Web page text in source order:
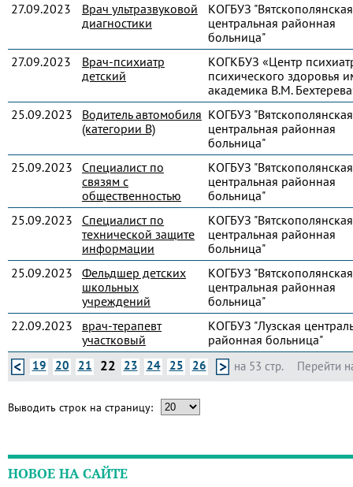
27.09.2023
Врач ультразвуковой
диагностики
КОГБУЗ "Вятскополянская
центральная районная
больница"
27.09.2023
Врач-психиатр
детский
КОГКБУЗ «Центр
психического здоровья
академика В.М.
25.09.2023
Водитель автомобиля
(категории В)
КОГБУЗ "Вятскополянская
центральная районная
больница"
25.09.2023
Специалист по
связям с
общественностью
КОГБУЗ "Вятскополянская
центральная районная
больница"
25.09.2023
Специалист по
технической защите
информации
КОГБУЗ "Вятскополянская
центральная районная
больница"
25.09.2023
Фельдшер детских
школьных
учреждений
КОГБУЗ "Вятскополянская
центральная районная
больница"
22.09.2023
врач-терапевт
участковый
КОГБУЗ "Лузская
районная больница"
Перейти
19 20 21 22 23 24 25 26 на 53 стр.
Выводить строк на страницу:
НОВОЕ НА САЙТЕ